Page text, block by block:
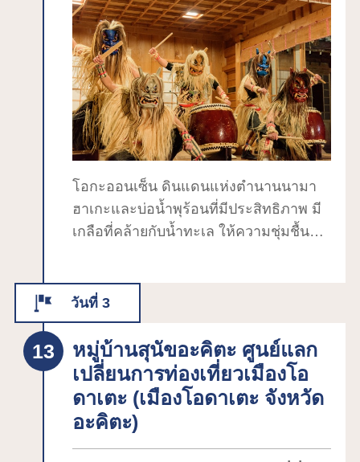
เกะ มีการจัดแสดงหน้ากากหลายแบบ
หลายลายที่ถูกใช้จริงในแต่ละหมู่บ้านมาก
ถึง 150 ชิ้น ส่วนที่ห้องโถงแห่งตำนานมี
การแสดงภาพยนตร์เรื่อง "ค่ำคืนหนึ่งของ
นามาฮาเกะ" ที่มีการแนะนำวัฒนธรรมนา
มาฮาเกะในวันส่งท้ายปีเก่า
นอกจากจะมีมุมที่คุณสามารถถ่ายรูปที่
ได้แล้ว (ปัจจุบันปิดทำการเพื่อป้องกันการ
แพร่ระบาดของโควิด-19) ยังมีมุมจำหน่าย
สินค้าที่ระลึกเกี่ยวกับนามาฮาเกะอีกด้วย
แกะสลักนามาฮาเกะทำการสาธิตแกะสลัก
หน้ากากด้วยมือ (จัดขึ้นเป็นครั้งคราว)
ติดกับ "พิพิธภัณฑ์นามาฮาเกะ" คือ
"พิพิธภัณฑ์ตำนานพื้นบ้านโอะกะชินซัน" ที่
ซึ่งสามารถชมการแสดงจริงของนามาฮา
เกะ หากมีโอกาส โปรดเดินทางมาเยี่ยม
ชมทั้งสองแห่งและเพลิดเพลินไปกับ
วัฒนธรรมพื้นบ้านนามาฮาเกะที่ซึ่งได้รับ
โอกะออนเซ็น ดินแดนแห่งตำนานนามา
ฮาเกะและบ่อน้ำพุร้อนที่มีประสิทธิภาพ มี
เกลือที่คล้ายกับน้ำทะเล ให้ความชุ่มชื้นสูง
กับ ``อาหารย่างหิน'' ซึ่งเป็นเมนูพิเศษของ
Oga นอกจากนี้เรายังมีการแสดงนามาฮา
เงะไทโกะแบบถาวร ซึ่งเป็นศิลปะการ
แสดงท้องถิ่นที่ผสมผสานนามาฮาเกะและ
กลองญี่ปุ่นเข้าด้วยกัน
วันที่ 3
หมู่บ้านสุนัขอะคิตะ ศูนย์แลก
เปลี่ยนการท่องเที่ยวเมืองโอ
ดาเตะ (เมืองโอดาเตะ จังหวัด
อะคิตะ)